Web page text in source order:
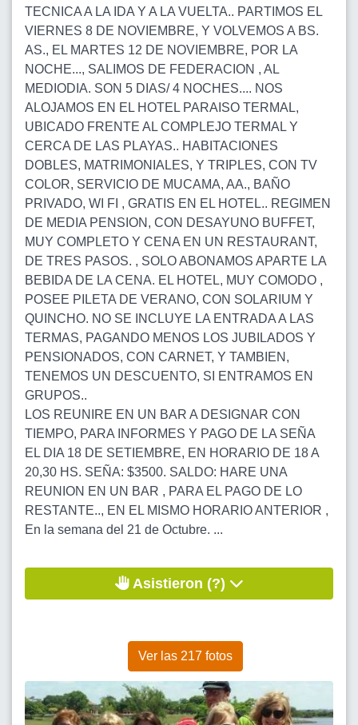
TECNICA A LA IDA Y A LA VUELTA.. PARTIMOS EL
VIERNES 8 DE NOVIEMBRE, Y VOLVEMOS A BS.
AS., EL MARTES 12 DE NOVIEMBRE, POR LA
NOCHE..., SALIMOS DE FEDERACION , AL
MEDIODIA. SON 5 DIAS/ 4 NOCHES.... NOS
ALOJAMOS EN EL HOTEL PARAISO TERMAL,
UBICADO FRENTE AL COMPLEJO TERMAL Y
CERCA DE LAS PLAYAS.. HABITACIONES
DOBLES, MATRIMONIALES, Y TRIPLES, CON TV
COLOR, SERVICIO DE MUCAMA, AA., BAÑO
PRIVADO, WI FI , GRATIS EN EL HOTEL.. REGIMEN
DE MEDIA PENSION, CON DESAYUNO BUFFET,
MUY COMPLETO Y CENA EN UN RESTAURANT,
DE TRES PASOS. , SOLO ABONAMOS APARTE LA
BEBIDA DE LA CENA. EL HOTEL, MUY COMODO ,
POSEE PILETA DE VERANO, CON SOLARIUM Y
QUINCHO. NO SE INCLUYE LA ENTRADA A LAS
TERMAS, PAGANDO MENOS LOS JUBILADOS Y
PENSIONADOS, CON CARNET, Y TAMBIEN,
TENEMOS UN DESCUENTO, SI ENTRAMOS EN
GRUPOS..
LOS REUNIRE EN UN BAR A DESIGNAR CON
TIEMPO, PARA INFORMES Y PAGO DE LA SEÑA
EL DIA 18 DE SETIEMBRE, EN HORARIO DE 18 A
20,30 HS. SEÑA: $3500. SALDO: HARE UNA
REUNION EN UN BAR , PARA EL PAGO DE LO
RESTANTE.., EN EL MISMO HORARIO ANTERIOR ,
En la semana del 21 de Octubre. ...
Asistieron (?)
Ver las 217 fotos